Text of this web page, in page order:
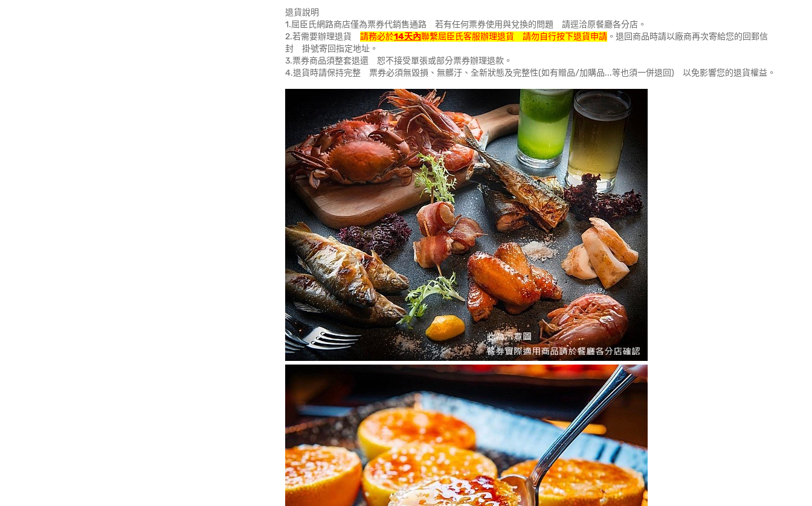
退貨說明
1.屈臣氏網路商店僅為票券代銷售通路 若有任何票券使用與兌換的問題 請逕洽原餐廳各分店。
2.若需要辦理退貨 請務必於14天內聯繫屈臣氏客服辦理退貨 請勿自行按下退貨申請 。退回商品時請以廠商再次寄給您的回郵信
封 掛號寄回指定地址。
3.票券商品須整套退還 恕不接受單張或部分票券辦理退款。
4.退貨時請保持完整 票券必須無毀損、無髒汙、全新狀態及完整性(如有贈品/加購品...等也須一併退回) 以免影響您的退貨權益。